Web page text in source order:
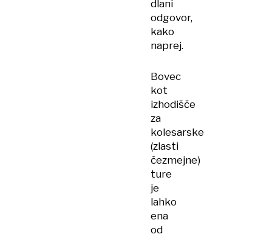
dlani
odgovor,
kako
naprej.
Bovec
kot
izhodišče
za
kolesarske
(zlasti
čezmejne)
ture
je
lahko
ena
od